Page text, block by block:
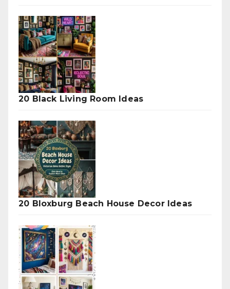
20 Black Living Room Ideas
20 Bloxburg Beach House Decor Ideas